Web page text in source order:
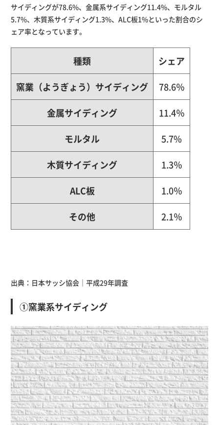
サイディングが78.6%、金属系サイディング11.4%、モルタル
5.7%、木質系サイディング1.3%、ALC板1%といった割合のシ
ェア率となっています。
種類 シェア
窯業（ようぎょう）サイディング 78.6％
金属サイディング 11.4％
モルタル 5.7%
木質サイディング 1.3％
ALC板 1.0％
その他 2.1％
出典： 日本サッシ協会 ｜平成29年調査
①窯業系サイディング